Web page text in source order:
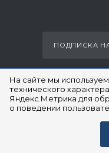
На сайте мы
технического
Яндекс.Метрика для
о поведении
ПОДПИСКА
+7 (967)